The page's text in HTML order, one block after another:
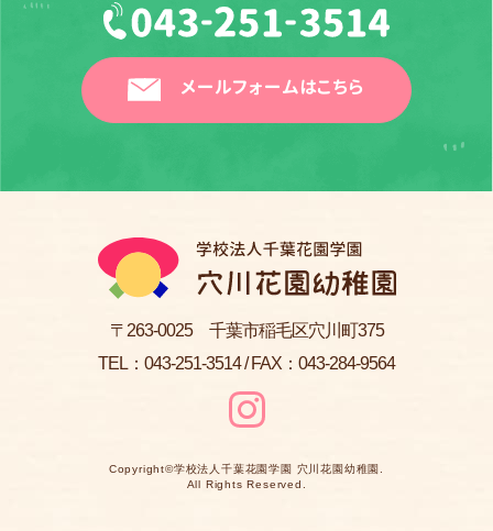
メールフォームはこちら
〒263-0025 千葉市稲毛区穴川町375
TEL： 043-251-3514/ FAX：043-284-9564
Copyright©学校法人千葉花園学園 穴川花園幼稚園
All Rights Reserved.